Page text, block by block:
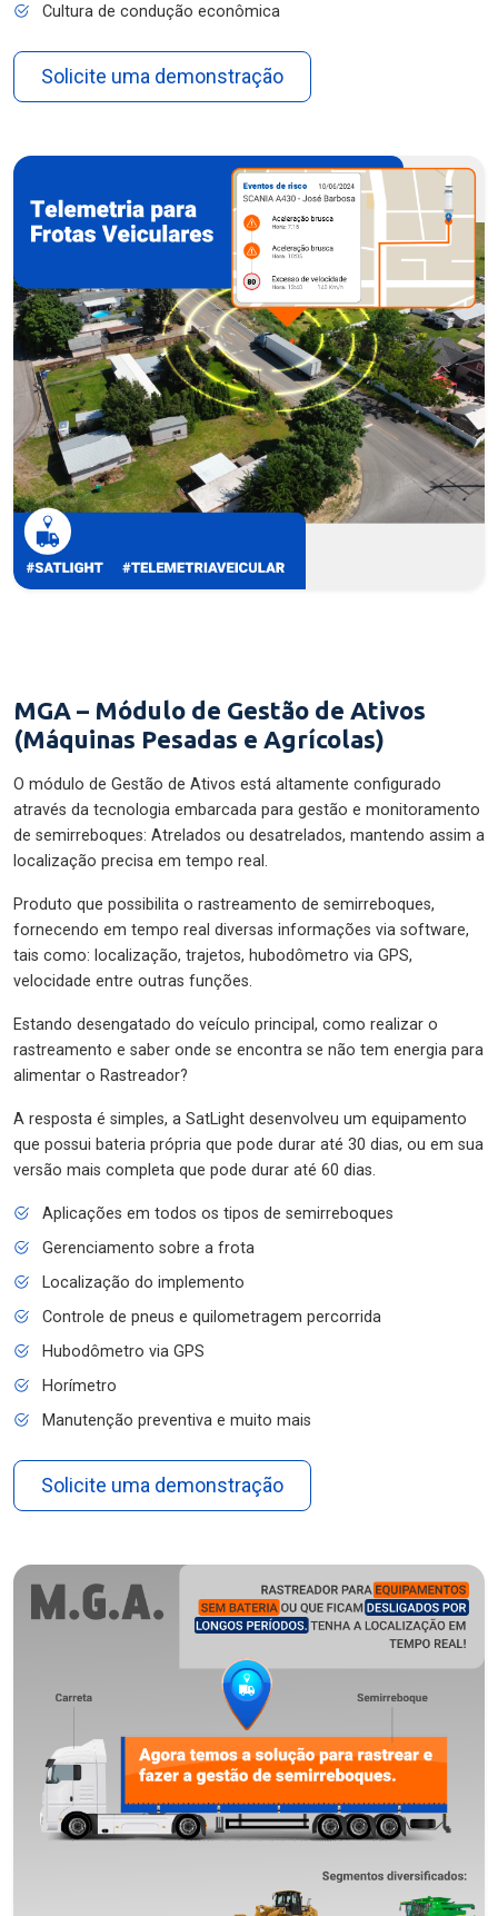
Cultura de condução econômica
Solicite uma demonstração
MGA – Módulo de Gestão de Ativos
(Máquinas Pesadas e Agrícolas)
O módulo de Gestão de Ativos está altamente configurado
através da tecnologia embarcada para gestão e monitoramento
de semirreboques: Atrelados ou desatrelados, mantendo assim a
localização precisa em tempo real.
Produto que possibilita o rastreamento de semirreboques,
fornecendo em tempo real diversas informações via software,
tais como: localização, trajetos, hubodômetro via GPS,
velocidade entre outras funções.
Estando desengatado do veículo principal, como realizar o
rastreamento e saber onde se encontra se não tem energia para
alimentar o Rastreador?
A resposta é simples, a SatLight desenvolveu um equipamento
que possui bateria própria que pode durar até 30 dias, ou em sua
versão mais completa que pode durar até 60 dias.
Aplicações em todos os tipos de semirreboques
Gerenciamento sobre a frota
Localização do implemento
Controle de pneus e quilometragem percorrida
Hubodômetro via GPS
Horímetro
Manutenção preventiva e muito mais
Solicite uma demonstração